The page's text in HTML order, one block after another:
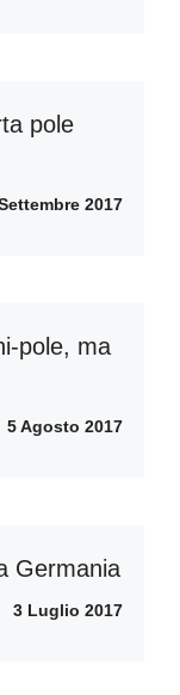
pole
2017
pole, ma
5 Agosto 2017
Germania
3 Luglio 2017